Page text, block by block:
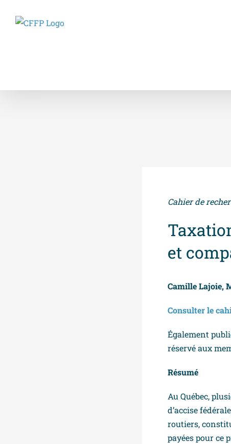
Cahier de
et
Camille Lajoie,
Consulter le
Également
réservé aux
Résumé
Au Québec,
d’accise
routiers,
payées pour ce